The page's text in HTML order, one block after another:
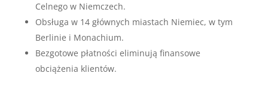
Celnego w Niemczech.
Obsługa w 14 głównych miastach Niemiec, w tym
Berlinie i Monachium.
Bezgotowe płatności eliminują finansowe
obciążenia klientów.